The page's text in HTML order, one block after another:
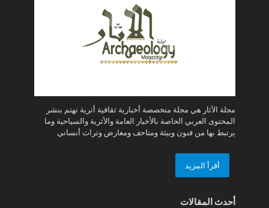
مجلة الآثار هي مجلة متخصصة أخبارية ثقافية أثرية تهتم بنشر
المحتوى العربي الخاصة بالأخبار العامة والأثرية والسياحية وما
يرتبط بها من فنون وبيئة ومتاحف ومعارض وتراث أنساني
أقرأ المزيد
أحدث المقالات